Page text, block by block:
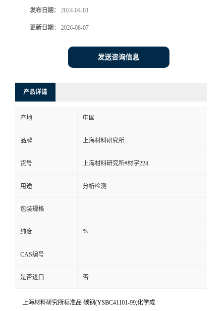
发布日期： 2024-04-01
更新日期： 2026-08-07
发送咨询信息
产品详请
产地 中国
品牌 上海材料研究所
货号 上海材料研究所#材字224
用途 分析检测
包装规格
纯度 %
CAS编号
是否进口 否
上海材料研究所标准品 碳钢(YSBC41101-99;化学成